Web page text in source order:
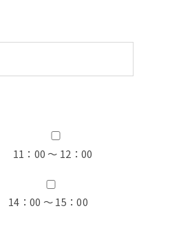
11：00 ～ 12：00
14：00 ～ 15：00